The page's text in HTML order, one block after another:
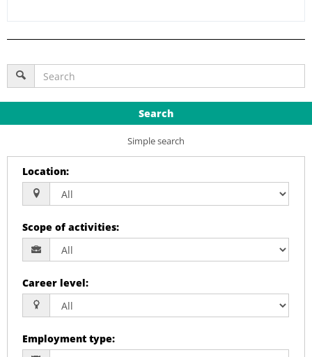
Search
Simple search
Location:
Scope of activities:
Career level:
Employment type: